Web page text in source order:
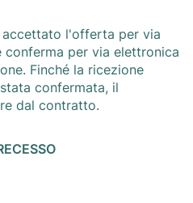
accettato l'offerta per via
per via elettronica
Finché la ricezione
confermata, il
dal contratto.